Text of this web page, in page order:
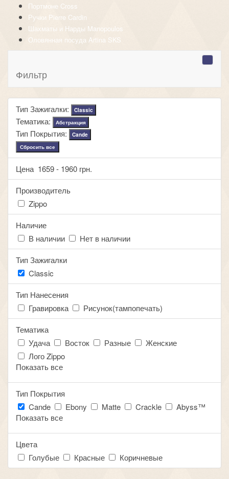
Портмоне Cross
Ручки Pierre Cardin
Шахматы и Нарды Manopoulos
Оловянная посуда Artina SKS
Фильтр
Тип Зажигалки: Classic
Тематика: Абстракция
Тип Покрытия:
Cande
Сбросить все
Цена 1659- 1960 грн.
Производитель
Zippo
Наличие
В наличии
Нет в наличии
Тип Зажигалки
Classic
Тип Нанесения
Гравировка
Рисунок(тампопечать)
Тематика
Удача
Восток Разные
Женские
Лого Zippo
Показать все
Тип Покрытия
Cande
Ebony Matte Crackle
Abyss™
Показать все
Цвета
Голубые
Красные Коричневые